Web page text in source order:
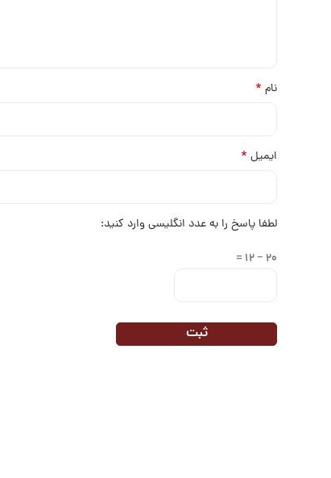
نام *
ایمیل *
لطفا پاسخ را به عدد انگلیسی وارد کنید:
20 − 12 =